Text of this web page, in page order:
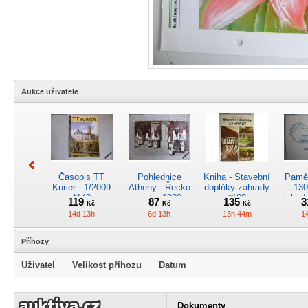
Aukce uživatele
Časopis TT
Kurier - 1/2009
*142
119Kč
14d 13h
Pohlednice
Atheny - Řecko
z roku 1989.
Nová nepoužitá
*5019
87 Kč
6d 13h
Kniha - Stavební
doplňky zahrady
*188
135 Kč
13h 44m
Pohlednice
kreslená -
Pánské kapesní
Pohlednice
motorového
Příhozy
Uživatel Velikost příhozu Datum
Dokumenty